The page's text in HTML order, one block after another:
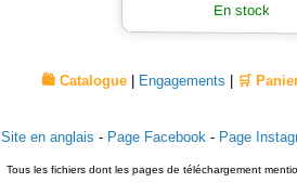
En stock
🛍️ Catalogue| Engagements 🛒
Site en anglais - Page Facebook - Page
Tous les fichiers dont les pages de téléchargement